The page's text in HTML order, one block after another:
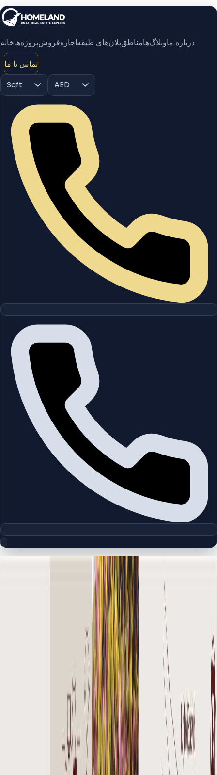
خانهپروژه‌هافروشاجارهپلان‌های طبقهمناطقوبلاگ‌هادرباره ما
تماس با ما
Sqft
AED
The Old Town Zaafaran 5 |
Downtown Burj Khalifa | by Emaar
چیدمان‌های دقیق پروژه‌ها و مناطق دبی را بررسی کنید تا واحدها را